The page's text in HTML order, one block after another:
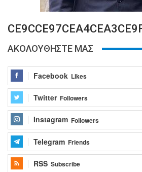
ΑΚΟΛΟΥΘΗΣΤΕ ΜΑΣ
Facebook Likes
Twitter Followers
Instagram Followers
Telegram Friends
RSS Subscribe